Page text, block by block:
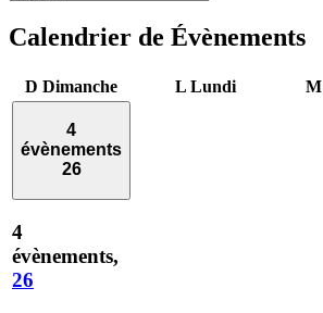
Calendrier de Évènements
D Dimanche L Lundi M
4
évènements
26
4
évènements,
26